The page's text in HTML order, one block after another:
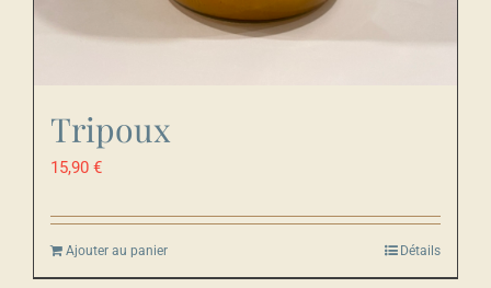
Tripoux
15,90 €
Ajouter au panier Détails